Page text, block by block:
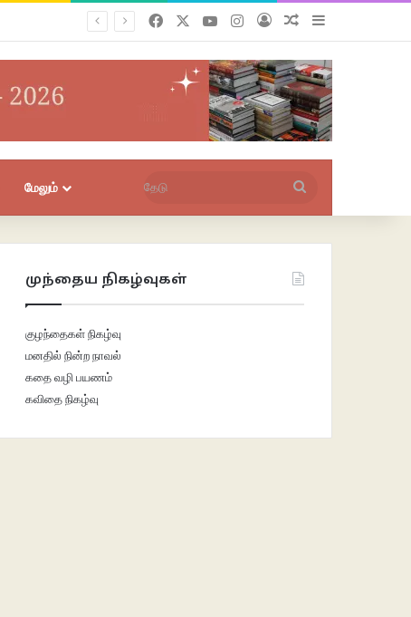
FacebookYouTubeInstagramபுகுபதிகைசீரற்ற பதிவுகள்
Sidebar
மேலும்
முந்தைய நிகழ்வுகள்
குழந்தைகள் நிகழ்வு
மனதில் நின்ற நாவல்
கதை வழி பயணம்
கவிதை நிகழ்வு